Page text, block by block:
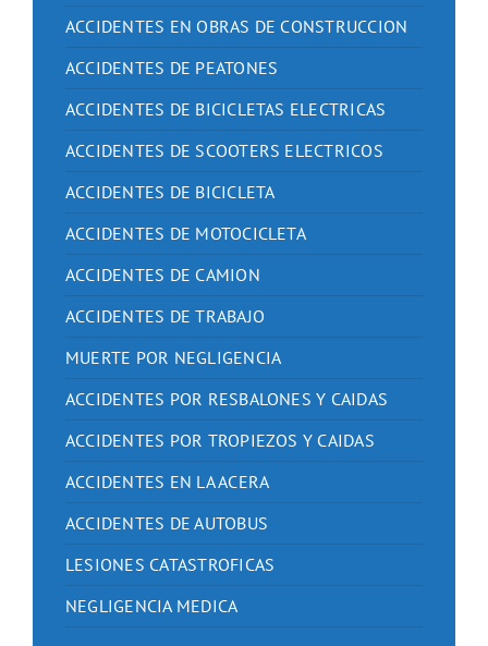
ACCIDENTES EN OBRAS DE CONSTRUCCION
ACCIDENTES DE PEATONES
ACCIDENTES DE BICICLETAS ELECTRICAS
ACCIDENTES DE SCOOTERS ELECTRICOS
ACCIDENTES DE BICICLETA
ACCIDENTES DE MOTOCICLETA
ACCIDENTES DE CAMION
ACCIDENTES DE TRABAJO
MUERTE POR NEGLIGENCIA
ACCIDENTES POR RESBALONES Y CAIDAS
ACCIDENTES POR TROPIEZOS Y CAIDAS
ACCIDENTES EN LA ACERA
ACCIDENTES DE AUTOBUS
LESIONES CATASTROFICAS
NEGLIGENCIA MEDICA